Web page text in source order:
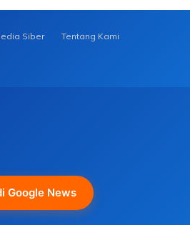
Siber
Tentang Kami
Google News